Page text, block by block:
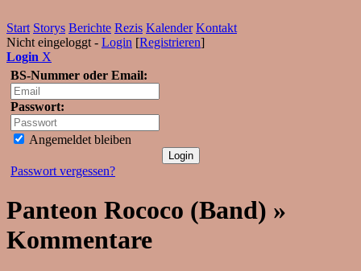
Start Storys Berichte Rezis Kalender Kontakt
Nicht eingeloggt - Login [Registrieren]
Login X
BS-Nummer oder Email:
Passwort:
Angemeldet bleiben
Passwort vergessen?
Panteon Rococo (Band) »
Kommentare